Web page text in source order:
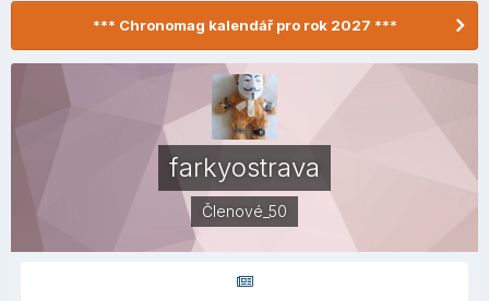
*** Chronomag kalendář pro rok 2027 ***
farkyostrava
Členové_50